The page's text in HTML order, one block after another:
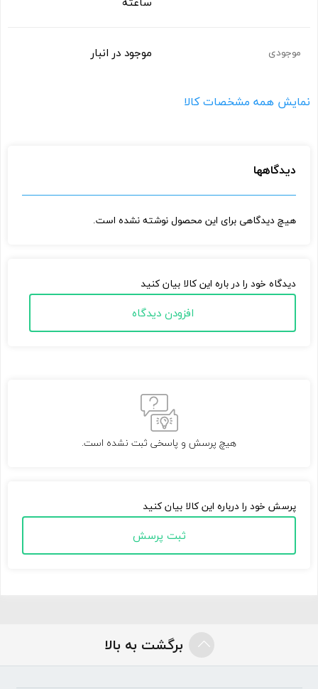
موجودی موجود در انبار
نمایش همه مشخصات کالا
دیدگاه خود را در باره این کالا بیان کنید
افزودن دیدگاه
دیدگاهها
هیچ دیدگاهی برای این محصول نوشته نشده است.
هیچ پرسش و پاسخی ثبت نشده است.
پرسش خود را درباره این کالا بیان کنید
ثبت پرسش
برگشت به بالا